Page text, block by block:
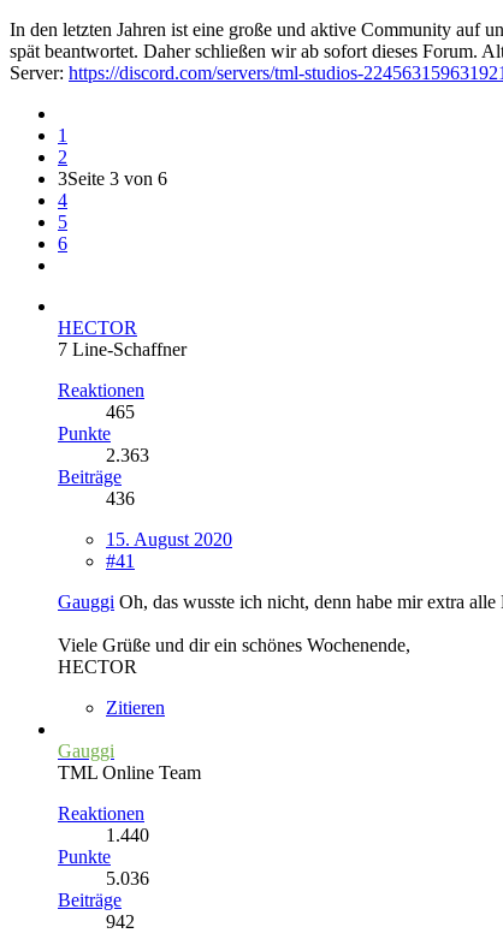
In den letzten Jahren ist eine große und aktive Community auf
spät beantwortet. Daher schließen wir ab sofort dieses Forum.
Server: https://discord.com/servers/tml-studios-
1
2
3Seite 3 von 6
4
5
6
HECTOR
7 Line-Schaffner
Reaktionen
465
Punkte
2.363
Beiträge
436
15. August 2020
#41
Gauggi Oh, das wusste ich nicht, denn habe mir extra
Viele Grüße und dir ein schönes Wochenende,
HECTOR
Zitieren
Gauggi
TML Online Team
Reaktionen
1.440
Punkte
5.036
Beiträge
942